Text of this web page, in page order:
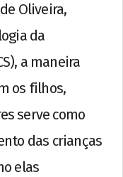
Oliveira,
da
a maneira
os filhos,
serve como
das crianças
elas